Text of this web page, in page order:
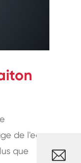
de l'eau
que
